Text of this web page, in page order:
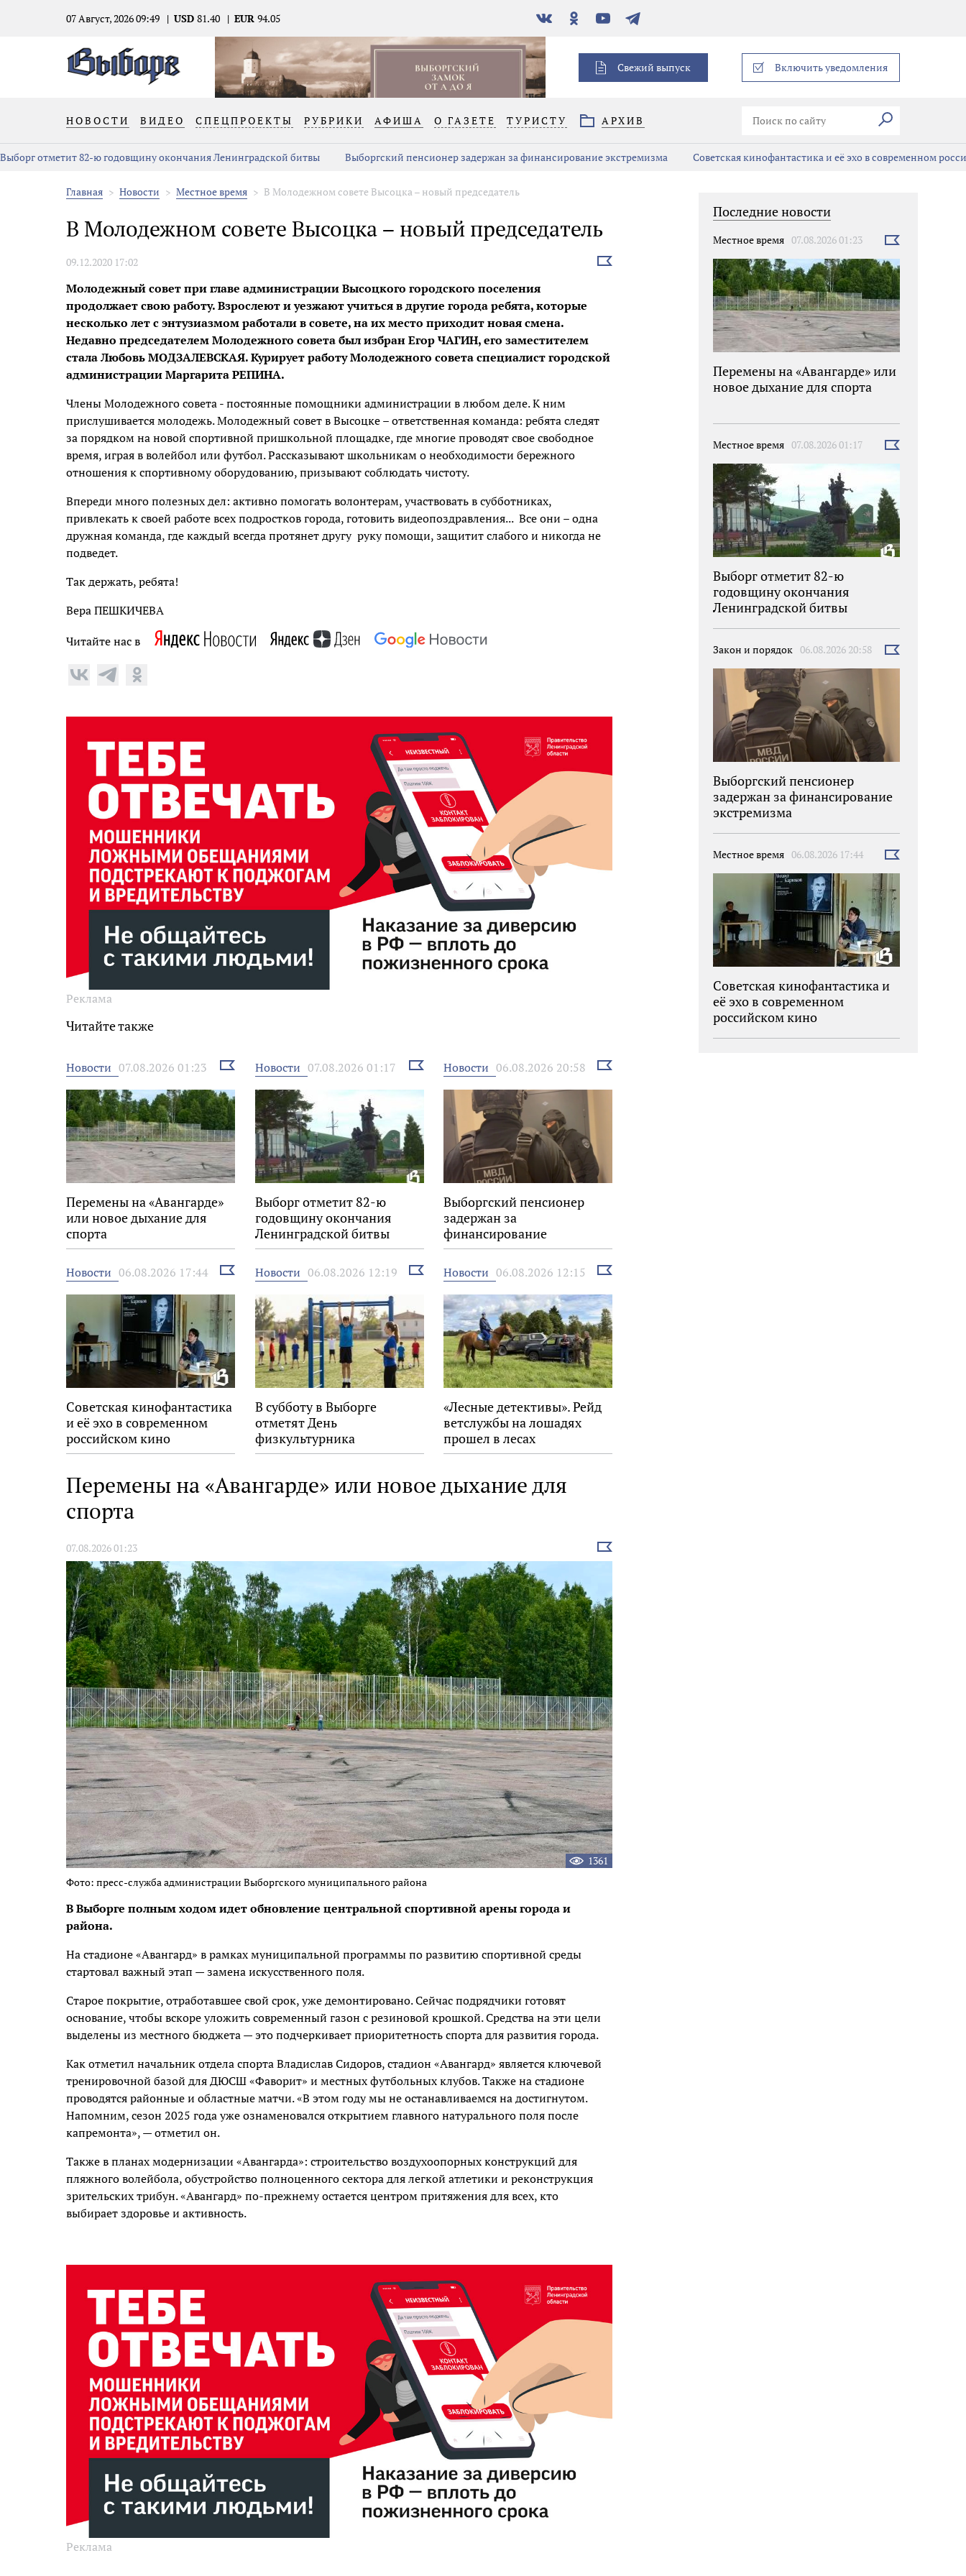
07 Август, 2026 09:49 USD 81.40 EUR 94.05
В
контакте
Одноклассники
YouTubeТелеграм
Свежий выпуск Включить уведомления
НОВОСТИ ВИДЕО СПЕЦПРОЕКТЫ РУБРИКИ АФИША О ГАЗЕТЕ ТУРИСТУ АРХИВ Искать
Выборг отметит 82-ю годовщину окончания Ленинградской битвы Выборгский пенсионер задержан за финансирование экстремизма Советская кинофантастика и её эхо в современном
Главная Новости Местное время В Молодежном совете Высоцка – новый председатель
В Молодежном совете Высоцка – новый председатель
09.12.2020 17:02
Выбрать
Молодежный совет при главе администрации Высоцкого городского поселения
продолжает свою работу. Взрослеют и уезжают учиться в другие города ребята, которые
несколько лет с энтузиазмом работали в совете, на их место приходит новая смена.
Недавно председателем Молодежного совета был избран Егор ЧАГИН, его заместителем
стала Любовь МОДЗАЛЕВСКАЯ. Курирует работу Молодежного совета специалист городской
администрации Маргарита РЕПИНА.
Члены Молодежного совета - постоянные помощники администрации в любом деле. К ним
прислушивается молодежь. Молодежный совет в Высоцке – ответственная команда: ребята следят
за порядком на новой спортивной пришкольной площадке, где многие проводят свое свободное
время, играя в волейбол или футбол. Рассказывают школьникам о необходимости бережного
отношения к спортивному оборудованию, призывают соблюдать чистоту.
Впереди много полезных дел: активно помогать волонтерам, участвовать в субботниках,
привлекать к своей работе всех подростков города, готовить видеопоздравления... Все они – одна
дружная команда, где каждый всегда протянет другу руку помощи, защитит слабого и никогда не
подведет.
Так держать, ребята!
Вера ПЕШКИЧЕВА
Читайте нас в
Реклама
Читайте также
Новости 07.08.2026 01:23
Выбрать
новость
Перемены на «Авангарде»
или новое дыхание для
спорта
Новости 07.08.2026 01:17
Выбрать
новость
Выборг отметит 82-ю
годовщину окончания
Ленинградской битвы
Новости 06.08.2026 20:58
Выбрать
Выборгский пенсионер
задержан за
финансирование
экстремизма
Новости 06.08.2026 17:44
Выбрать
новость
Советская кинофантастика
и её эхо в современном
российском кино
Новости 06.08.2026 12:19
Выбрать
новость
В субботу в Выборге
отметят День
физкультурника
Новости 06.08.2026 12:15
Выбрать
«Лесные детективы». Рейд
ветслужбы на лошадях
прошел в лесах
Выборгского района
Перемены на «Авангарде» или новое дыхание для
спорта
07.08.2026 01:23
Выбрать
новость
1361
Фото: пресс-служба администрации Выборгского муниципального района
В Выборге полным ходом идет обновление центральной спортивной арены города и
района.
На стадионе «Авангард» в рамках муниципальной программы по развитию спортивной среды
стартовал важный этап —замена искусственного поля.
Старое покрытие, отработавшее свой срок, уже демонтировано. Сейчас подрядчики готовят
основание, чтобы вскоре уложить современный газон с резиновой крошкой. Средства на эти цели
выделены из местного бюджета — это подчеркивает приоритетность спорта для развития города.
Как отметил начальник отдела спорта Владислав Сидоров, стадион «Авангард» является ключевой
тренировочной базой для ДЮСШ «Фаворит» и местных футбольных клубов. Также на стадионе
проводятся районные и областные матчи. «В этом году мы не останавливаемся на достигнутом.
Напомним, сезон 2025 года уже ознаменовался открытием главного натурального поля после
капремонта», — отметил он.
Также в планах модернизации «Авангарда»: строительство воздухоопорных конструкций для
пляжного волейбола, обустройство полноценного сектора для легкой атлетики и реконструкция
зрительских трибун. «Авангард» по-прежнему остается центром притяжения для всех, кто
выбирает здоровье и активность.
Реклама
Последние новости
Местное время 07.08.2026 01:23
Выбрать
Перемены на «Авангарде» или
новое дыхание для спорта
Местное время 07.08.2026 01:17
Выбрать
Выборг отметит 82-ю
годовщину окончания
Ленинградской битвы
Закон и порядок 06.08.2026 20:58
Выбрать
Выборгский пенсионер
задержан за финансирование
экстремизма
Местное время 06.08.2026 17:44
Выбрать
Советская кинофантастика и
её эхо в современном
российском кино